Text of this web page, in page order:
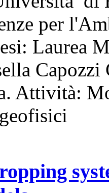
per
Laurea
Attività: